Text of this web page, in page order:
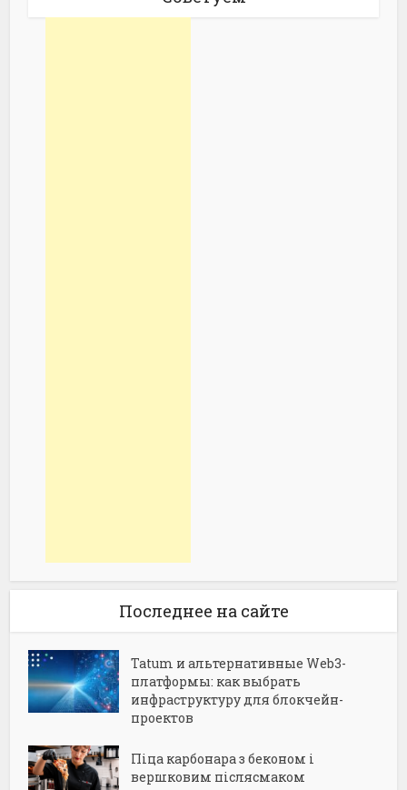
Последнее на сайте
Tatum и альтернативные Web3-
платформы: как выбрать
инфраструктуру для блокчейн-
проектов
Піца карбонара з беконом і
вершковим післясмаком